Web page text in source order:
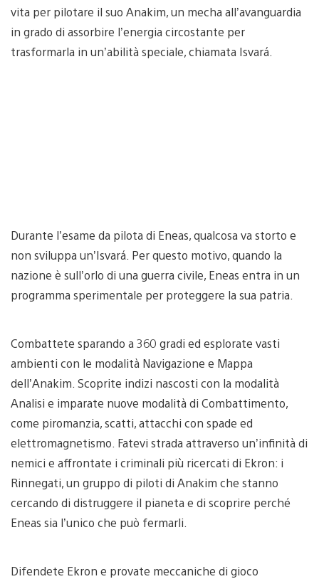
vita per pilotare il suo Anakim, un mecha all’avanguardia
in grado di assorbire l’energia circostante per
trasformarla in un’abilità speciale, chiamata Isvará.
Durante l’esame da pilota di Eneas, qualcosa va storto e
non sviluppa un’Isvará. Per questo motivo, quando la
nazione è sull’orlo di una guerra civile, Eneas entra in un
programma sperimentale per proteggere la sua patria.
Combattete sparando a 360 gradi ed esplorate vasti
ambienti con le modalità Navigazione e Mappa
dell’Anakim. Scoprite indizi nascosti con la modalità
Analisi e imparate nuove modalità di Combattimento,
come piromanzia, scatti, attacchi con spade ed
elettromagnetismo. Fatevi strada attraverso un’infinità di
nemici e affrontate i criminali più ricercati di Ekron: i
Rinnegati, un gruppo di piloti di Anakim che stanno
cercando di distruggere il pianeta e di scoprire perché
Eneas sia l’unico che può fermarli.
Difendete Ekron e provate meccaniche di gioco